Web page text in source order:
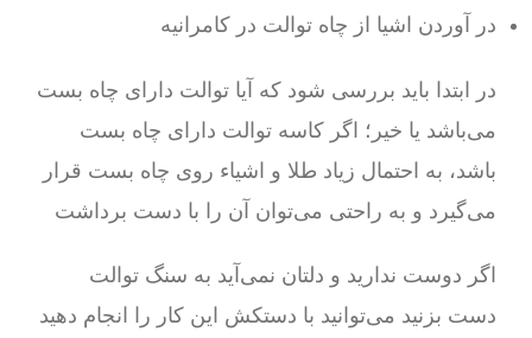
در آوردن اشیا از چاه توالت در کامرانیه
در ابتدا باید بررسی شود که آیا توالت دارای چاه بست
می‌باشد یا خیر؛ اگر کاسه توالت دارای چاه بست
باشد، به احتمال زیاد طلا و اشیاء روی چاه بست قرار
می‌گیرد و به راحتی می‌توان آن را با دست برداشت
اگر دوست ندارید و دلتان نمی‌آید به سنگ توالت
دست بزنید می‌توانید با دستکش این کار را انجام دهید